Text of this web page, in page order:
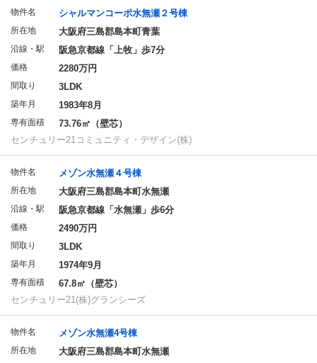
物件名 シャルマンコーポ水無瀬２号棟
所在地 大阪府三島郡島本町青葉
沿線・駅 阪急京都線「上牧」歩7分
価格 2280万円
間取り 3LDK
築年月 1983年8月
専有面積
73.76㎡（壁芯）
センチュリー21コミュニティ・デザイン(株)
物件名 メゾン水無瀬４号棟
所在地 大阪府三島郡島本町水無瀬
沿線・駅 阪急京都線「水無瀬」歩6分
価格 2490万円
間取り 3LDK
築年月 1974年9月
専有面積
67.8㎡（壁芯）
センチュリー21(株)グランシーズ
物件名 メゾン水無瀬4号棟
所在地 大阪府三島郡島本町水無瀬